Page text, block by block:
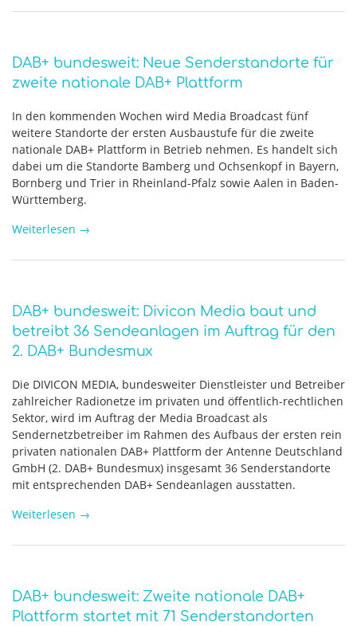
DAB+ bundesweit: Neue Senderstandorte für
zweite nationale DAB+ Plattform
In den kommenden Wochen wird Media Broadcast fünf
weitere Standorte der ersten Ausbaustufe für die zweite
nationale DAB+ Plattform in Betrieb nehmen. Es handelt sich
dabei um die Standorte Bamberg und Ochsenkopf in Bayern,
Bornberg und Trier in Rheinland-Pfalz sowie Aalen in Baden-
Württemberg.
Weiterlesen →
DAB+ bundesweit: Divicon Media baut und
betreibt 36 Sendeanlagen im Auftrag für den
2. DAB+ Bundesmux
Die DIVICON MEDIA, bundesweiter Dienstleister und Betreiber
zahlreicher Radionetze im privaten und öffentlich-rechtlichen
Sektor, wird im Auftrag der Media Broadcast als
Sendernetzbetreiber im Rahmen des Aufbaus der ersten rein
privaten nationalen DAB+ Plattform der Antenne Deutschland
GmbH (2. DAB+ Bundesmux) insgesamt 36 Senderstandorte
mit entsprechenden DAB+ Sendeanlagen ausstatten.
Weiterlesen →
DAB+ bundesweit: Zweite nationale DAB+
Plattform startet mit 71 Senderstandorten